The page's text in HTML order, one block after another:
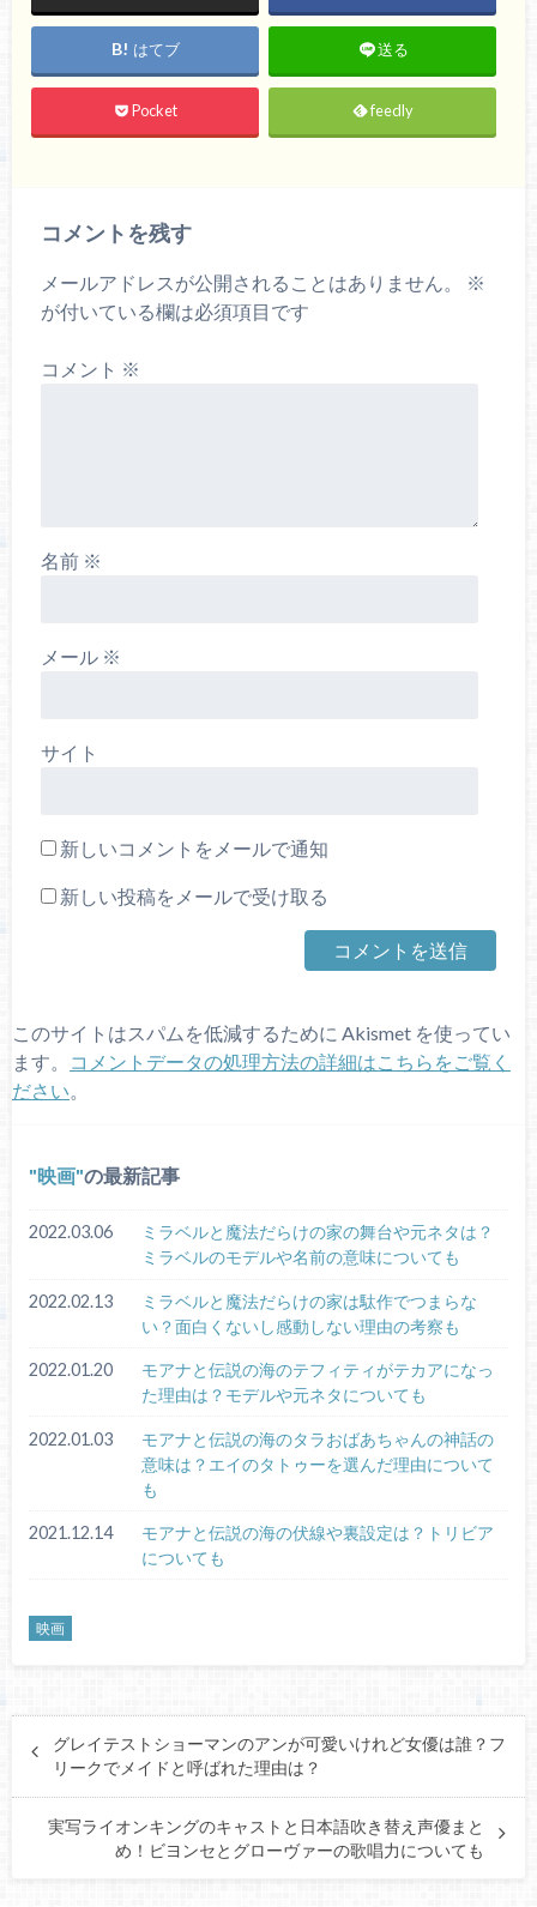
はてブ 送る
Pocket feedly
コメントを残す
メールアドレスが公開されることはありません。
※
が付いている欄は必須項目です
コメント ※
名前 ※
メール ※
サイト
新しいコメントをメールで通知
新しい投稿をメールで受け取る
このサイトはスパムを低減するために Akismet を使ってい
ます。
コメントデータの処理方法の詳細はこちらをご覧く
ださい。
映画 の最新記事
2022.03.06
ミラベルと魔法だらけの家の舞台や元ネタは？
ミラベルのモデルや名前の意味についても
2022.02.13
ミラベルと魔法だらけの家は駄作でつまらな
い？面白くないし感動しない理由の考察も
2022.01.20
モアナと伝説の海のテフィティがテカアになっ
た理由は？モデルや元ネタについても
2022.01.03
モアナと伝説の海のタラおばあちゃんの神話の
意味は？エイのタトゥーを選んだ理由について
も
2021.12.14
モアナと伝説の海の伏線や裏設定は？トリビア
についても
映画
グレイテストショーマンのアンが可愛いけれど女優は誰？フ
リークでメイドと呼ばれた理由は？
実写ライオンキングのキャストと日本語吹き替え声優まと
め！ビヨンセとグローヴァーの歌唱力についても